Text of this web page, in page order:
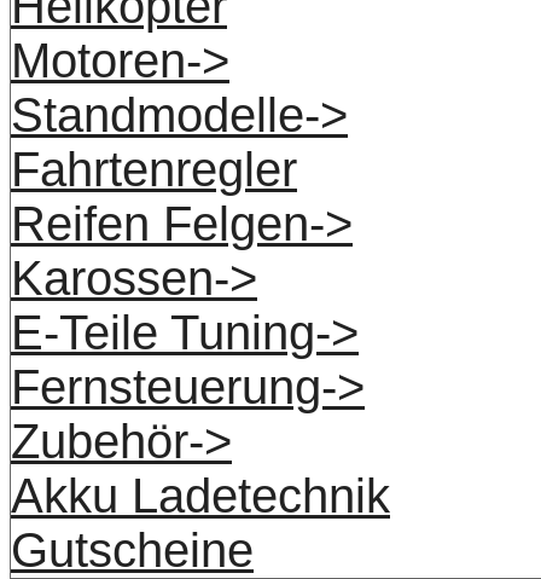
Motoren->
Standmodelle->
Fahrtenregler
Reifen Felgen->
Karossen->
E-Teile Tuning->
Fernsteuerung->
Zubehör->
Akku Ladetechnik
Gutscheine